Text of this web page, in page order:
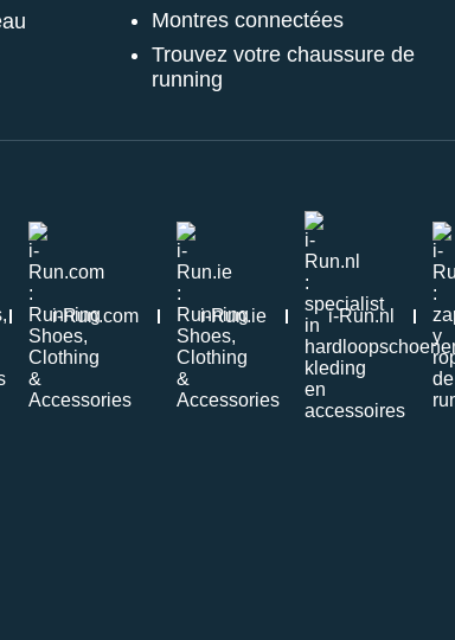
Montres connectées
Trouvez votre chaussure de
running
i-Run.com i-Run.ie i-Run.nl